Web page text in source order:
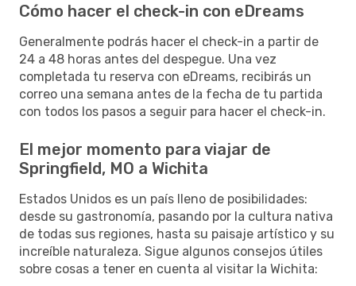
Cómo hacer el check-in con eDreams
Generalmente podrás hacer el check-in a partir de
24 a 48 horas antes del despegue. Una vez
completada tu reserva con eDreams, recibirás un
correo una semana antes de la fecha de tu partida
con todos los pasos a seguir para hacer el check-in.
El mejor momento para viajar de
Springfield, MO a Wichita
Estados Unidos es un país lleno de posibilidades:
desde su gastronomía, pasando por la cultura nativa
de todas sus regiones, hasta su paisaje artístico y su
increíble naturaleza. Sigue algunos consejos útiles
sobre cosas a tener en cuenta al visitar la Wichita: